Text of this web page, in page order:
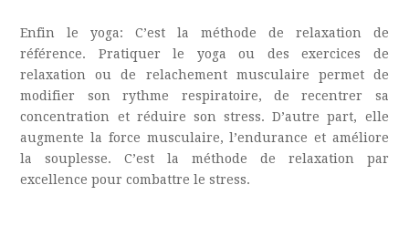
Enfin le yoga: C’est la méthode de relaxation de
référence. Pratiquer le yoga ou des exercices de
relaxation ou de relachement musculaire permet de
modifier son rythme respiratoire, de recentrer sa
concentration et réduire son stress. D’autre part, elle
augmente la force musculaire, l’endurance et améliore
la souplesse. C’est la méthode de relaxation par
excellence pour combattre le stress.